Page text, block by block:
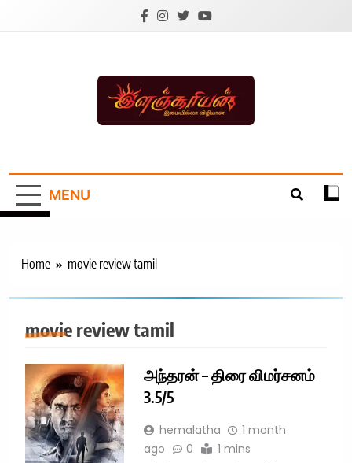
Tamil News |
Health | Tamil
Technology |
Sports News
MENU
Home movie review tamil
movie review tamil
அந்தரன் – திரை விமர்சனம்
3.5/5
hemalatha
1 month
ago
0 1 mins